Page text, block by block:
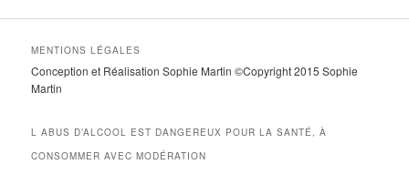
MENTIONS LÉGALES
Conception et Réalisation Sophie Martin ©Copyright 2015 Sophie
Martin
L ABUS D’ALCOOL EST DANGEREUX POUR LA SANTÉ, À
CONSOMMER AVEC MODÉRATION